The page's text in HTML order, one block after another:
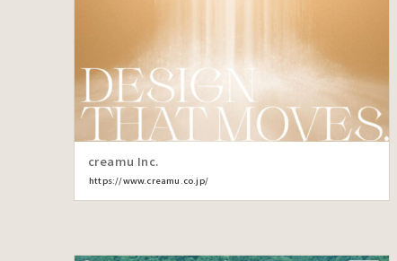
creamu Inc.
https://www.creamu.co.jp/